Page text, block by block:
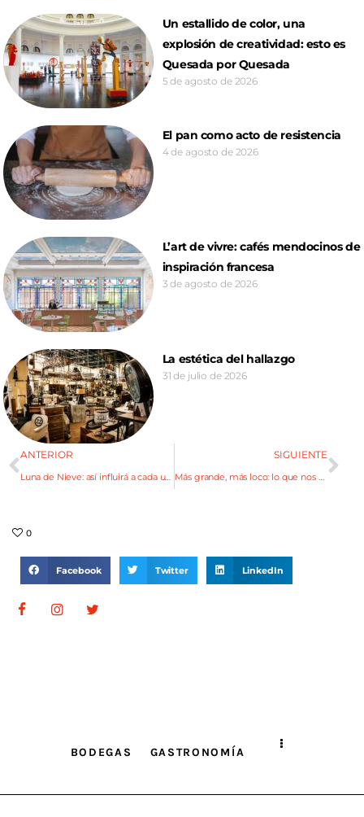
Un estallido de color, una
explosión de creatividad: esto es
Quesada por Quesada
5 de agosto de 2026
El pan como acto de resistencia
4 de agosto de 2026
L’art de vivre: cafés mendocinos de
inspiración francesa
3 de agosto de 2026
La estética del hallazgo
31 de julio de 2026
ANTERIOR
Luna de Nieve: así influirá a cada uno de los signos zodiacales
SIGUIENTE
Más grande, más loco: lo que nos espera en la nueva entrega de The White Lotus
0
Facebook Twitter LinkedIn
BODEGAS GASTRONOMÍA